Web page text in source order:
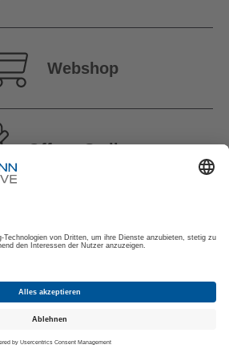
Webshop
Offene Stellen